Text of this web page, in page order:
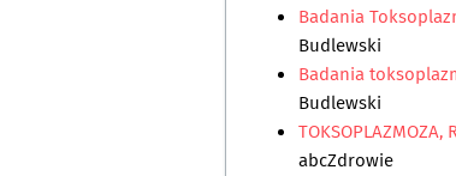
Badania
Budlewski
Badania
Budlewski
TOKSOPLAZMOZA,
abcZdrowie